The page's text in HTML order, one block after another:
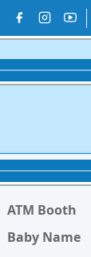
ATM Booth
Baby Name